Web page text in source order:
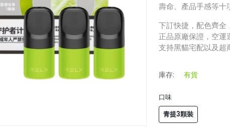
壽命、產品手感等十
下訂快捷，配色齊全
正品原廠保證，空運
支持黑貓宅配以及超
庫存: 有貨
口味
青提3顆裝